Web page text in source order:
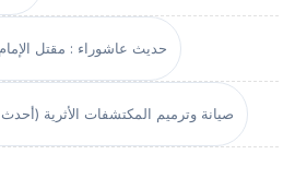
حديث عاشوراء : مقتل
صيانة وترميم المكتشفات الأثرية (أحدث